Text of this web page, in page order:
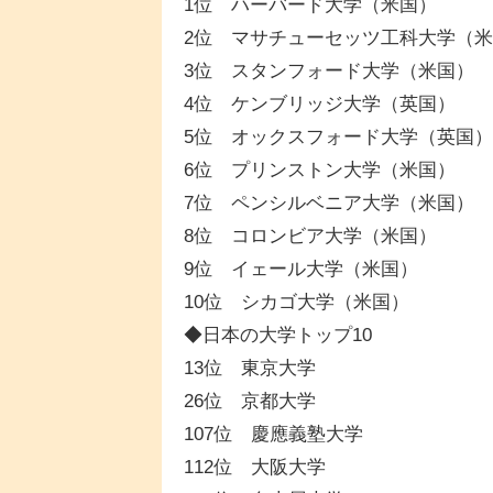
1位 ハーバード大学（米国）
2位 マサチューセッツ工科大学（
3位 スタンフォード大学（米国）
4位 ケンブリッジ大学（英国）
5位 オックスフォード大学（英国）
6位 プリンストン大学（米国）
7位 ペンシルベニア大学（米国）
8位 コロンビア大学（米国）
9位 イェール大学（米国）
10位 シカゴ大学（米国）
◆日本の大学トップ10
13位 東京大学
26位 京都大学
107位 慶應義塾大学
112位 大阪大学